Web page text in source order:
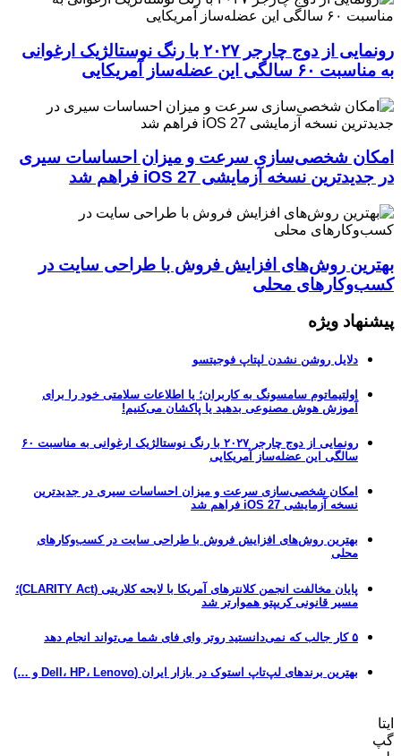
رونمایی از دوج چارجر ۲۰۲۷ با رنگ نوستالژیک ارغوانی
به مناسبت ۶۰ سالگی این عضله‌ساز آمریکایی
امکان شخصی‌سازی سرعت و میزان احساسات سیری
در جدیدترین نسخه آزمایشی iOS 27 فراهم شد
بهترین روش‌های افزایش فروش با طراحی سایت در
کسب‌وکارهای محلی
پیشنهاد ویژه
دلایل روشن نشدن لپتاپ فوجیتسو
اولتیماتوم سامسونگ به کاربران؛ یا اطلاعات سلامتی خود را برای
آموزش هوش مصنوعی بدهید یا پاکشان می‌کنیم!
رونمایی از دوج چارجر ۲۰۲۷ با رنگ نوستالژیک ارغوانی به مناسبت ۶۰
سالگی این عضله‌ساز آمریکایی
امکان شخصی‌سازی سرعت و میزان احساسات سیری در جدیدترین
نسخه آزمایشی iOS 27 فراهم شد
بهترین روش‌های افزایش فروش با طراحی سایت در کسب‌وکارهای
محلی
پایان مخالفت انجمن کلانترهای آمریکا با لایحه کلاریتی (CLARITY Act)؛
مسیر قانونی کریپتو هموارتر شد
۵ کار جالب که نمی‌دانستید روتر وای فای شما می‌تواند انجام دهد
بهترین برندهای لپ‌تاپ استوک در بازار ایران (Dell، HP، Lenovo و …)
ایتا
گپ